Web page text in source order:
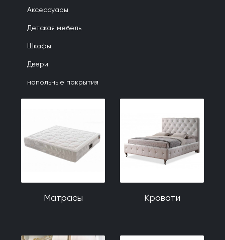
Аксессуары
Детская мебель
Шкафы
Двери
напольные покрытия
Матрасы Кровати